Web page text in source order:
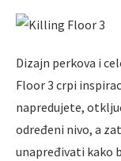
Dizajn perkova i
Floor 3 crpi
napredujete,
određeni nivo, a
unapređivati kako